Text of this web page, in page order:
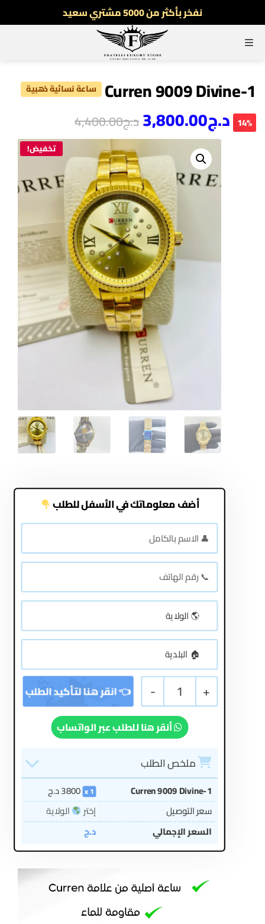
نفخر بأكثر من 5000 مشتري سعيد
أطلب الآن والدفع فقط عند استلام المنتج
توصيل سريع لجميع الولايات
القائمة
Curren 9009 Divine-1 ساعة نسائية ذهبية
د.ج3,800.00د.ج4,400.00 14%
تخفيض!
أضف معلوماتك في الأسفل للطلب
+
1
-
أنقر هنا للطلب عبر الواتساب
ملخص الطلب
Curren 9009 Divine-1
1
3800د.ج
سعر التوصيل
إختر
الولاية
السعر الإجمالي
د.ج